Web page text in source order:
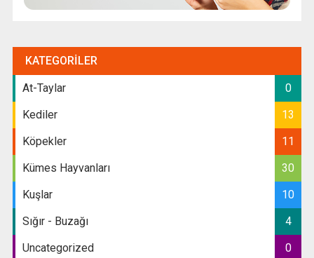
KATEGORILER
At-Taylar
0
Kediler
13
Köpekler
11
Kümes Hayvanları
30
Kuşlar
10
Sığır - Buzağı
4
Uncategorized
0